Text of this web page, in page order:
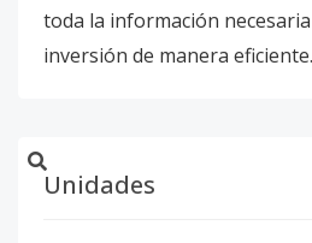
toda la información
inversión de manera eficiente.
Unidades